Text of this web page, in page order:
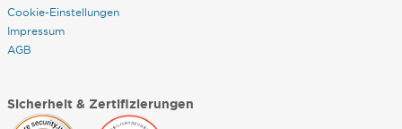
Cookie-Einstellungen
Impressum
AGB
Sicherheit & Zertifizierungen